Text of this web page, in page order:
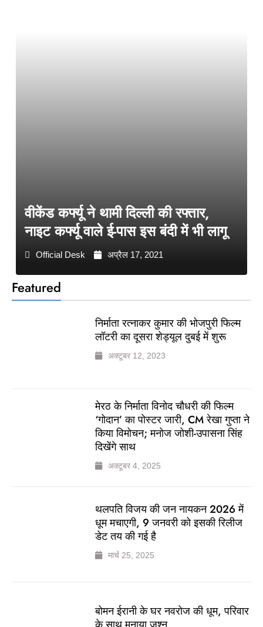
Featured
निर्माता रत्नाकर कुमार की भोजपुरी फिल्म
लॉटरी का दूसरा शेड्यूल दुबई में शुरू
अक्टूबर 12, 2023
मेरठ के निर्माता विनोद चौधरी की फिल्म
‘गोदान’ का पोस्टर जारी, CM रेखा गुप्ता ने
किया विमोचन; मनोज जोशी-उपासना सिंह
दिखेंगे साथ
अक्टूबर 4, 2025
थलपति विजय की जन नायकन 2026 में
धूम मचाएगी, 9 जनवरी को इसकी रिलीज
डेट तय की गई है
मार्च 25, 2025
बोमन ईरानी के घर नवरोज की धूम, परिवार
वीकेंड कर्फ्यू ने थामी दिल्ली की रफ्तार,
नाइट कर्फ्यू वाले ई-पास इस बंदी में भी लागू
Official Desk अप्रैल 17, 2021